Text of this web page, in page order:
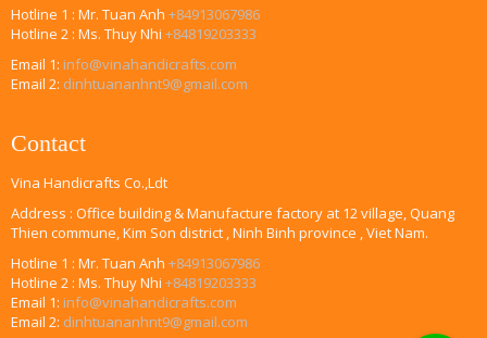
Hotline 1 : Mr. Tuan Anh +84913067986
Hotline 2 : Ms. Thuy Nhi +84819203333
Email 1: info@vinahandicrafts.com
Email 2: dinhtuananhnt9@gmail.com
Contact
Vina Handicrafts Co.,Ldt
Address : Office building & Manufacture factory at 12 village, Quang
Thien commune, Kim Son district , Ninh Binh province , Viet Nam.
Hotline 1 : Mr. Tuan Anh +84913067986
Hotline 2 : Ms. Thuy Nhi +84819203333
Email 1: info@vinahandicrafts.com
Email 2: dinhtuananhnt9@gmail.com